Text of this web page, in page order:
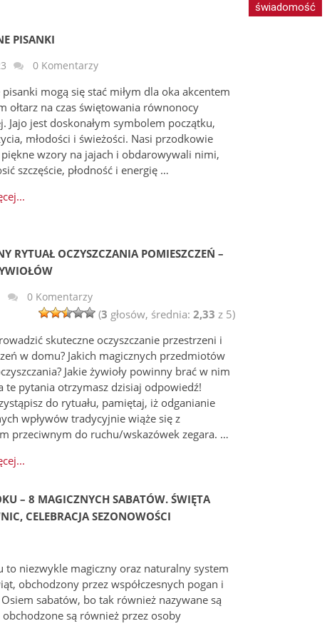
PISANKI
0 Komentarzy
pisanki mogą się stać miłym dla oka akcentem
ołtarz na czas świętowania równonocy
Jajo jest doskonałym symbolem początku,
młodości i świeżości. Nasi przodkowie
wzory na jajach i obdarowywali nimi,
szczęście, płodność i energię …
RYTUAŁ OCZYSZCZANIA POMIESZCZEŃ –
0 Komentarzy
(3 głosów, średnia:2,33 z 5)
skuteczne oczyszczanie przestrzeni i
w domu? Jakich magicznych przedmiotów
Jakie żywioły powinny brać w nim
te pytania otrzymasz dzisiaj odpowiedź!
do rytuału, pamiętaj, iż odganianie
wpływów tradycyjnie wiąże się z
przeciwnym do ruchu/wskazówek zegara. …
– 8 MAGICZNYCH SABATÓW. ŚWIĘTA
CELEBRACJA SEZONOWOŚCI
to niezwykle magiczny oraz naturalny system
obchodzony przez współczesnych pogan i
sabatów, bo tak również nazywane są
są również przez osoby
świadomość